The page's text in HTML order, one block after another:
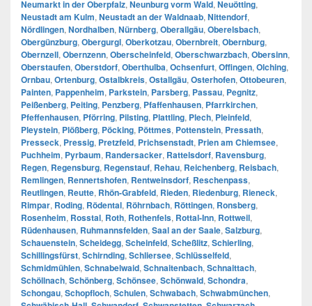
Neumarkt in der Oberpfalz, Neunburg vorm Wald, Neuötting,
Neustadt am Kulm, Neustadt an der Waldnaab, Nittendorf,
Nördlingen, Nordhalben, Nürnberg, Oberallgäu, Oberelsbach,
Obergünzburg, Obergurgl, Oberkotzau, Obernbreit, Obernburg,
Obernzell, Obernzenn, Oberscheinfeld, Oberschwarzbach, Obersinn,
Oberstaufen, Oberstdorf, Oberthulba, Ochsenfurt, Offingen, Olching,
Ornbau, Ortenburg, Ostalbkreis, Ostallgäu, Osterhofen, Ottobeuren,
Painten, Pappenheim, Parkstein, Parsberg, Passau, Pegnitz,
Peißenberg, Peiting, Penzberg, Pfaffenhausen, Pfarrkirchen,
Pfeffenhausen, Pförring, Pilsting, Plattling, Plech, Pleinfeld,
Pleystein, Plößberg, Pöcking, Pöttmes, Pottenstein, Pressath,
Presseck, Pressig, Pretzfeld, Prichsenstadt, Prien am Chiemsee,
Puchheim, Pyrbaum, Randersacker, Rattelsdorf, Ravensburg,
Regen, Regensburg, Regenstauf, Rehau, Reichenberg, Reisbach,
Remlingen, Rennertshofen, Rentweinsdorf, Reschenpass,
Reutlingen, Reutte, Rhön-Grabfeld, Rieden, Riedenburg, Rieneck,
Rimpar, Roding, Rödental, Röhrnbach, Röttingen, Ronsberg,
Rosenheim, Rosstal, Roth, Rothenfels, Rottal-Inn, Rottweil,
Rüdenhausen, Ruhmannsfelden, Saal an der Saale, Salzburg,
Schauenstein, Scheidegg, Scheinfeld, Scheßlitz, Schierling,
Schillingsfürst, Schirnding, Schliersee, Schlüsselfeld,
Schmidmühlen, Schnabelwaid, Schnaitenbach, Schnaittach,
Schöllnach, Schönberg, Schönsee, Schönwald, Schondra,
Schongau, Schopfloch, Schulen, Schwabach, Schwabmünchen,